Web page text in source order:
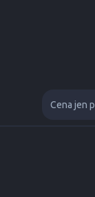
Cena jen